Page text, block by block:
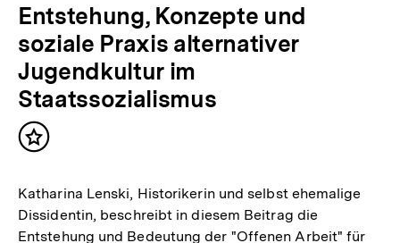
Entstehung, Konzepte und
soziale Praxis alternativer
Jugendkultur im
Staatssozialismus
Inhalt
Katharina Lenski, Historikerin und selbst ehemalige
Dissidentin, beschreibt in diesem Beitrag die
Entstehung und Bedeutung der "Offenen Arbeit" für